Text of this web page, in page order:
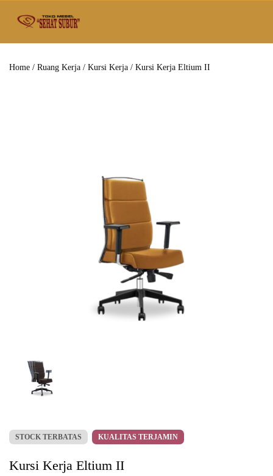
Home / Ruang Kerja / Kursi Kerja / Kursi Kerja Eltium II
STOCK TERBATAS KUALITAS TERJAMIN
Kursi Kerja Eltium II